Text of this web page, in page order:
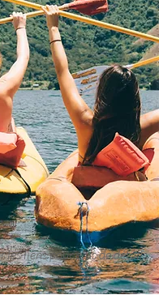
les liens pour plus de détails